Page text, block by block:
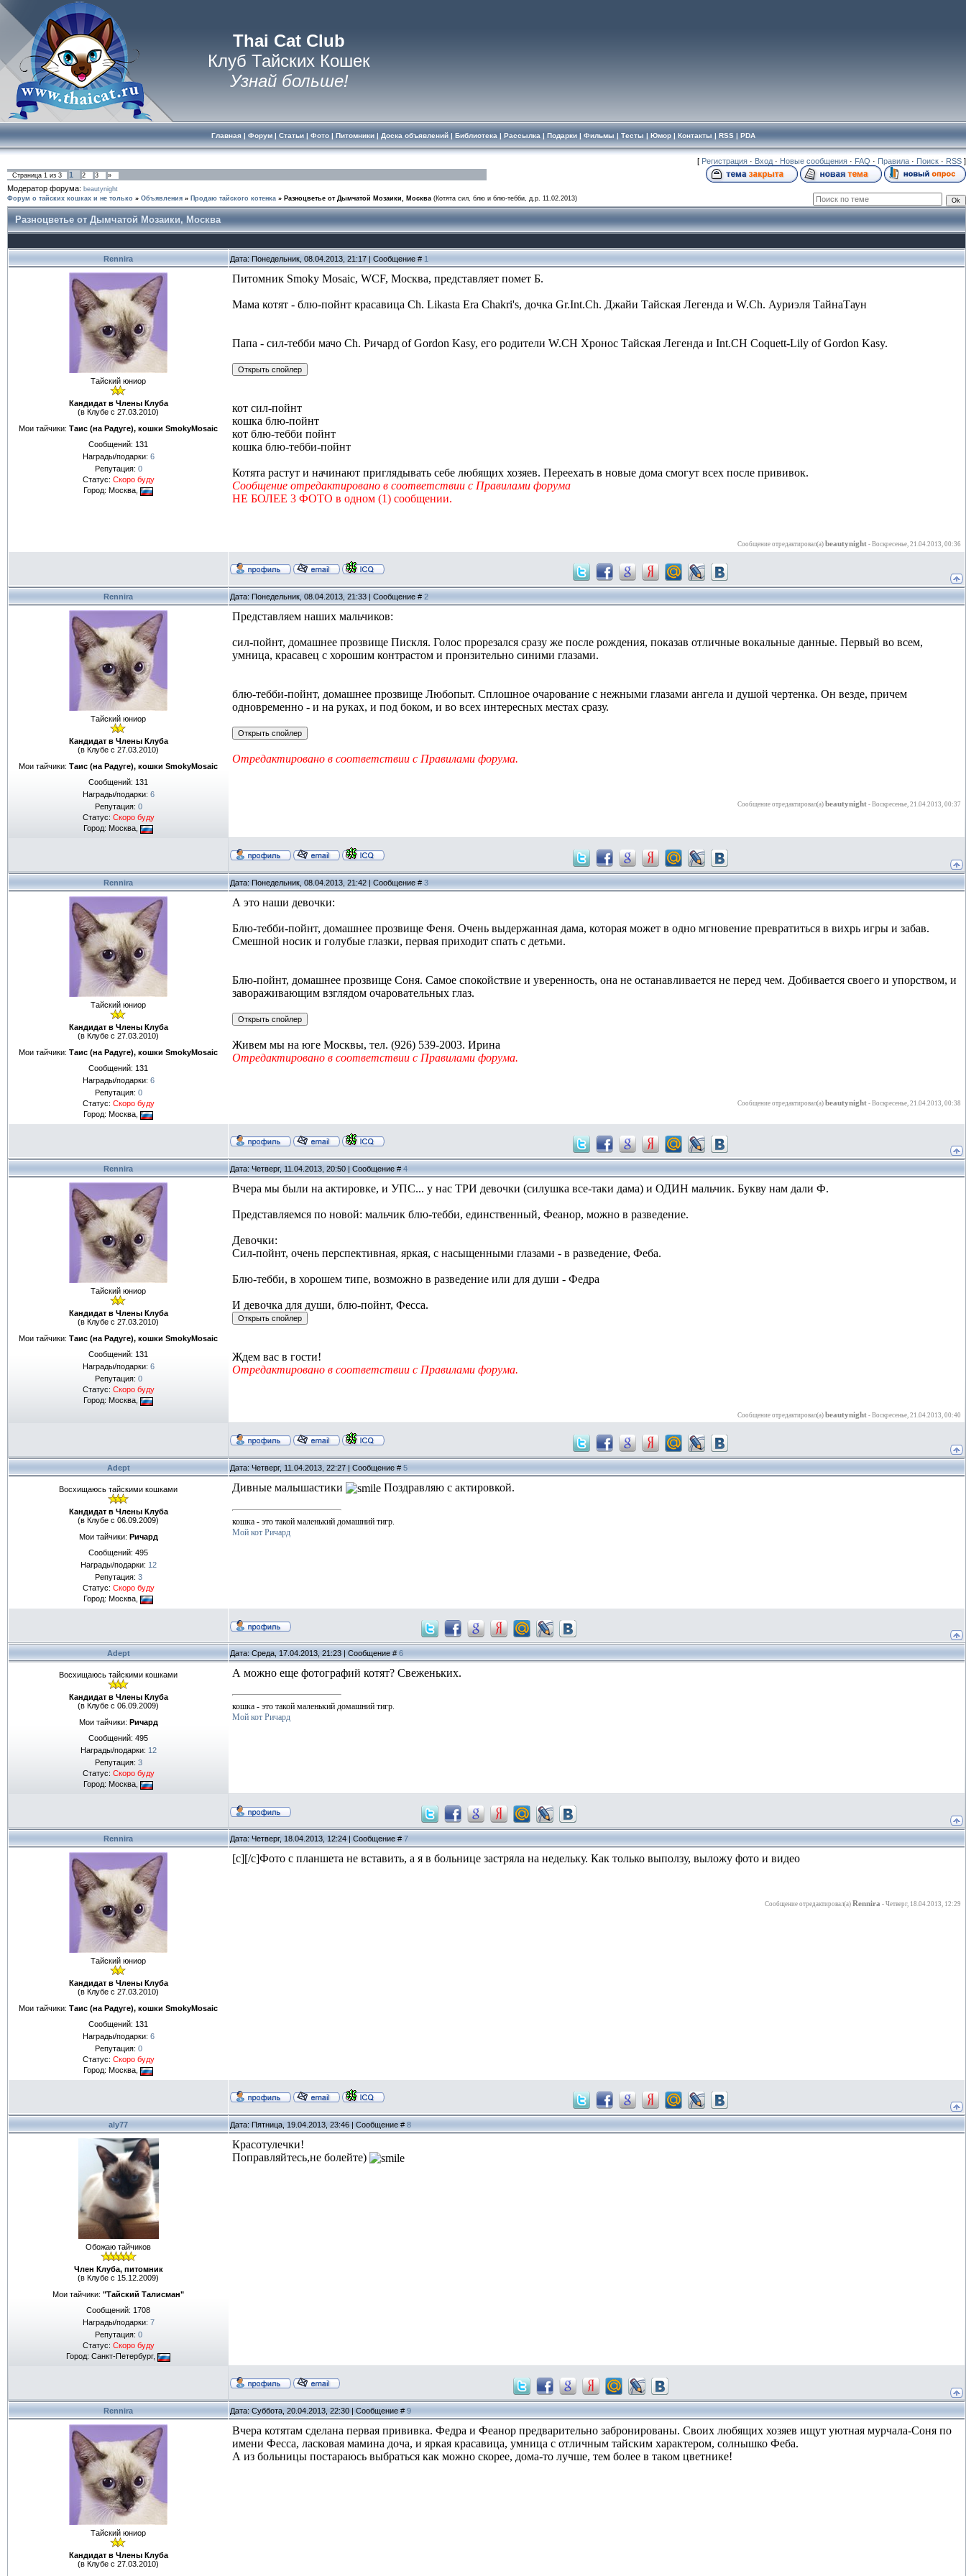
Thai Cat Club
Клуб Тайских Кошек
Узнай больше!
Главная| Форум| Статьи| Фото| Питомники| Доска объявлений| Библиотека | Рассылка | Подарки| Фильмы | Тесты | Юмор| Контакты | RSS| PDA
[ Регистрация · Вход · Новые сообщения · FAQ · Правила · Поиск · RSS ]
Страница 1 из 3 1 2 3 »
Модератор форума: beautynight
Форум о тайских кошках и не только » Объявления » Продаю тайского котенка » Разноцветье от Дымчатой Мозаики, Москва (Котята сил, блю и блю-тебби, д.р. 11.02.2013)
Разноцветье от Дымчатой Мозаики, Москва
Rennira Дата: Понедельник, 08.04.2013, 21:17 | Сообщение # 1
Тайский юниор
Кандидат в Члены Клуба
(в Клубе с 27.03.2010)
Мои тайчики: Таис (на Радуге), кошки SmokyMosaic
Сообщений: 131
Награды/подарки: 6
Репутация: 0
Статус: Скоро буду
Город: Москва,
Питомник Smoky Mosaic, WCF, Москва, представляет помет Б.
Мама котят - блю-пойнт красавица Ch. Likasta Era Chakri's, дочка Gr.Int.Ch. Джайи Тайская Легенда и W.Ch. Ауриэля ТайнаТаун
Папа - сил-тебби мачо Ch. Ричард of Gordon Kasy, его родители W.CH Хронос Тайская Легенда и Int.CH Сoquett-Lily of Gordon Kasy.
кот сил-пойнт
кошка блю-пойнт
кот блю-тебби пойнт
кошка блю-тебби-пойнт
Котята растут и начинают приглядывать себе любящих хозяев. Переехать в новые дома смогут всех после прививок.
Сообщение отредактировано в соответствии с Правилами форума
НЕ БОЛЕЕ 3 ФОТО в одном (1) сообщении.
Сообщение отредактировал(а) beautynight - Воскресенье, 21.04.2013, 00:36
Rennira Дата: Понедельник, 08.04.2013, 21:33 | Сообщение # 2
Тайский юниор
Кандидат в Члены Клуба
(в Клубе с 27.03.2010)
Мои тайчики: Таис (на Радуге), кошки SmokyMosaic
Сообщений: 131
Награды/подарки: 6
Репутация: 0
Статус: Скоро буду
Город: Москва,
Представляем наших мальчиков:
сил-пойнт, домашнее прозвище Пискля. Голос прорезался сразу же после рождения, показав отличные вокальные данные. Первый во всем,
умница, красавец с хорошим контрастом и пронзительно синими глазами.
блю-тебби-пойнт, домашнее прозвище Любопыт. Сплошное очарование с нежными глазами ангела и душой чертенка. Он везде, причем
одновременно - и на руках, и под боком, и во всех интересных местах сразу.
Отредактировано в соответствии с Правилами форума.
Сообщение отредактировал(а) beautynight - Воскресенье, 21.04.2013, 00:37
Rennira Дата: Понедельник, 08.04.2013, 21:42 | Сообщение # 3
Тайский юниор
Кандидат в Члены Клуба
(в Клубе с 27.03.2010)
Мои тайчики: Таис (на Радуге), кошки SmokyMosaic
Сообщений: 131
Награды/подарки: 6
Репутация: 0
Статус: Скоро буду
Город: Москва,
А это наши девочки:
Блю-тебби-пойнт, домашнее прозвище Феня. Очень выдержанная дама, которая может в одно мгновение превратиться в вихрь игры и забав.
Смешной носик и голубые глазки, первая приходит спать с детьми.
Блю-пойнт, домашнее прозвище Соня. Самое спокойствие и уверенность, она не останавливается не перед чем. Добивается своего и упорством, и
завораживающим взглядом очаровательных глаз.
Живем мы на юге Москвы, тел. (926) 539-2003. Ирина
Отредактировано в соответствии с Правилами форума.
Сообщение отредактировал(а) beautynight - Воскресенье, 21.04.2013, 00:38
Rennira Дата: Четверг, 11.04.2013, 20:50 | Сообщение # 4
Тайский юниор
Кандидат в Члены Клуба
(в Клубе с 27.03.2010)
Мои тайчики: Таис (на Радуге), кошки SmokyMosaic
Сообщений: 131
Награды/подарки: 6
Репутация: 0
Статус: Скоро буду
Город: Москва,
Вчера мы были на актировке, и УПС... у нас ТРИ девочки (силушка все-таки дама) и ОДИН мальчик. Букву нам дали Ф.
Представляемся по новой: мальчик блю-тебби, единственный, Феанор, можно в разведение.
Девочки:
Сил-пойнт, очень перспективная, яркая, с насыщенными глазами - в разведение, Феба.
Блю-тебби, в хорошем типе, возможно в разведение или для души - Федра
И девочка для души, блю-пойнт, Фесса.
Ждем вас в гости!
Отредактировано в соответствии с Правилами форума.
Сообщение отредактировал(а) beautynight - Воскресенье, 21.04.2013, 00:40
Adept Дата: Четверг, 11.04.2013, 22:27 | Сообщение # 5
Восхищаюсь тайскими кошками
Кандидат в Члены Клуба
(в Клубе с 06.09.2009)
Мои тайчики: Ричард
Сообщений: 495
Награды/подарки: 12
Репутация: 3
Статус: Скоро буду
Город: Москва,
Дивные малышастики Поздравляю с актировкой.
кошка - это такой маленький домашний тигр.
Мой кот Ричард
Adept Дата: Среда, 17.04.2013, 21:23 | Сообщение # 6
Восхищаюсь тайскими кошками
Кандидат в Члены Клуба
(в Клубе с 06.09.2009)
Мои тайчики: Ричард
Сообщений: 495
Награды/подарки: 12
Репутация: 3
Статус: Скоро буду
Город: Москва,
А можно еще фотографий котят? Свеженьких.
кошка - это такой маленький домашний тигр.
Мой кот Ричард
Rennira Дата: Четверг, 18.04.2013, 12:24 | Сообщение # 7
Тайский юниор
Кандидат в Члены Клуба
(в Клубе с 27.03.2010)
Мои тайчики: Таис (на Радуге), кошки SmokyMosaic
Сообщений: 131
Награды/подарки: 6
Репутация: 0
Статус: Скоро буду
Город: Москва,
[c][/c]Фото с планшета не вставить, а я в больнице застряла на недельку. Как только выползу, выложу фото и видео
Сообщение отредактировал(а) Rennira - Четверг, 18.04.2013, 12:29
aly77 Дата: Пятница, 19.04.2013, 23:46 | Сообщение # 8
Обожаю тайчиков
Член Клуба, питомник
(в Клубе с 15.12.2009)
Мои тайчики: "Тайский Талисман"
Сообщений: 1708
Награды/подарки: 7
Репутация: 0
Статус: Скоро буду
Город: Санкт-Петербург,
Красотулечки!
Поправляйтесь,не болейте)
Rennira Дата: Суббота, 20.04.2013, 22:30 | Сообщение # 9
Тайский юниор
Кандидат в Члены Клуба
(в Клубе с 27.03.2010)
Вчера котятам сделана первая прививка. Федра и Феанор предварительно забронированы. Своих любящих хозяев ищут уютная мурчала-Соня по
имени Фесса, ласковая мамина доча, и яркая красавица, умница с отличным тайским характером, солнышко Феба.
А из больницы постараюсь выбраться как можно скорее, дома-то лучше, тем более в таком цветнике!